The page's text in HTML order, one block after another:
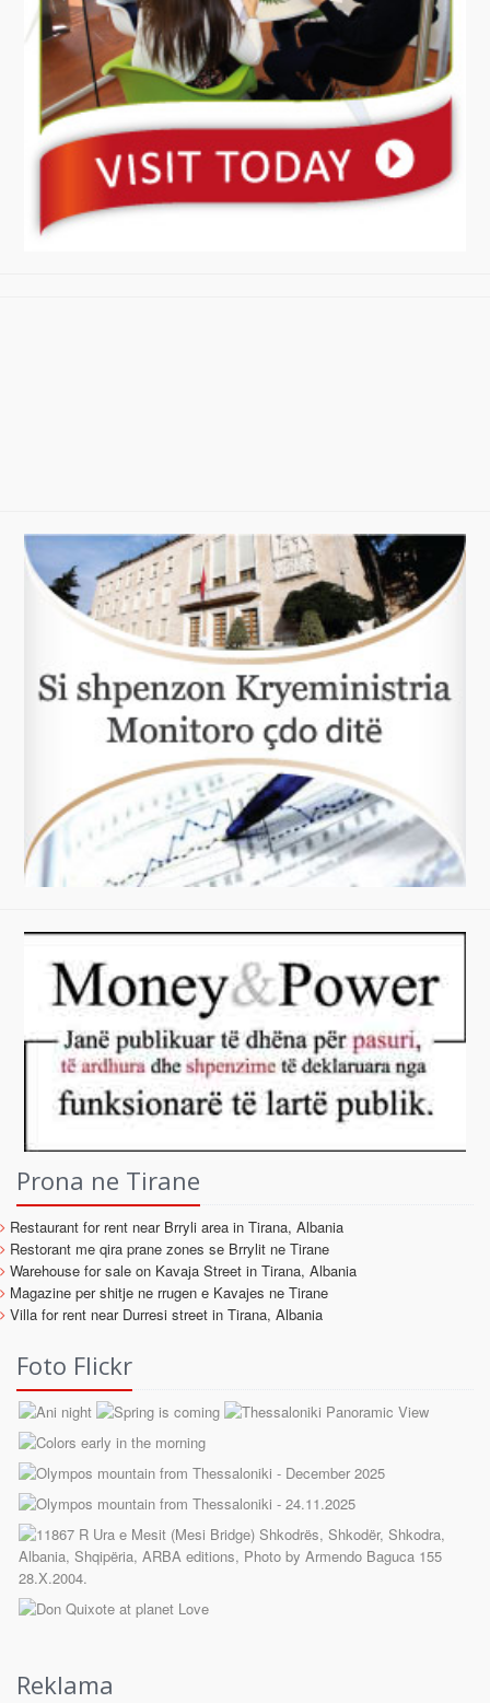
Prona ne Tirane
Restaurant for rent near Brryli area in Tirana, Albania
Restorant me qira prane zones se Brrylit ne Tirane
Warehouse for sale on Kavaja Street in Tirana, Albania
Magazine per shitje ne rrugen e Kavajes ne Tirane
Villa for rent near Durresi street in Tirana, Albania
Foto Flickr
Reklama